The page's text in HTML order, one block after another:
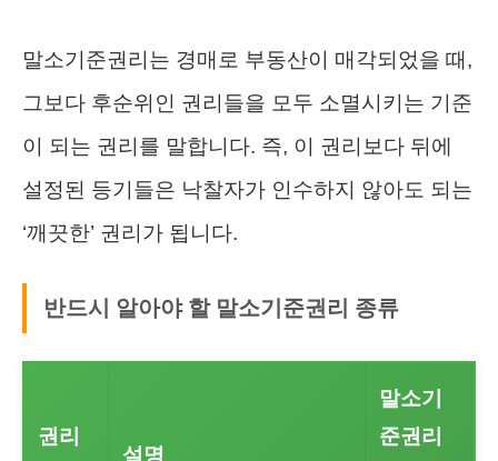
말소기준권리는 경매로 부동산이 매각되었을 때,
그보다 후순위인 권리들을 모두 소멸시키는 기준
이 되는 권리를 말합니다. 즉, 이 권리보다 뒤에
설정된 등기들은 낙찰자가 인수하지 않아도 되는
‘깨끗한’ 권리가 됩니다.
반드시 알아야 할 말소기준권리 종류
권리
설명
말소기
준권리